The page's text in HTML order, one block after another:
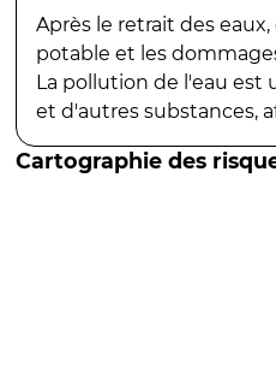
Après le retrait des
potable et les
La pollution de l'eau est
et d'autres substances,
Cartographie des